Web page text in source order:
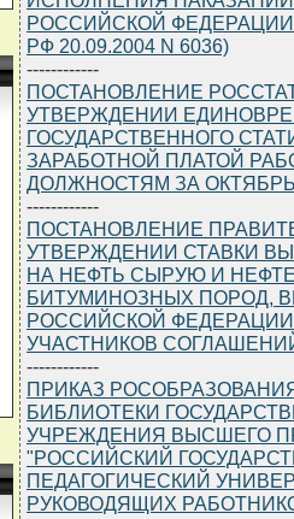
РОССИЙСКОЙ
РФ 20.09.2004 N 6036)
------------
ПОСТАНОВЛЕНИЕ
УТВЕРЖДЕНИИ
ГОСУДАРСТВЕННОГО
ЗАРАБОТНОЙ ПЛАТОЙ
ДОЛЖНОСТЯМ ЗА ОКТЯБРЬ
------------
ПОСТАНОВЛЕНИЕ
УТВЕРЖДЕНИИ СТАВКИ
НА НЕФТЬ СЫРУЮ И
БИТУМИНОЗНЫХ ПОРОД,
РОССИЙСКОЙ
УЧАСТНИКОВ
------------
ПРИКАЗ
БИБЛИОТЕКИ
УЧРЕЖДЕНИЯ ВЫСШЕГО
"РОССИЙСКИЙ
ПЕДАГОГИЧЕСКИЙ
РУКОВОДЯЩИХ